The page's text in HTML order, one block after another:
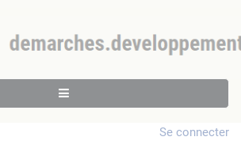
Se connecter